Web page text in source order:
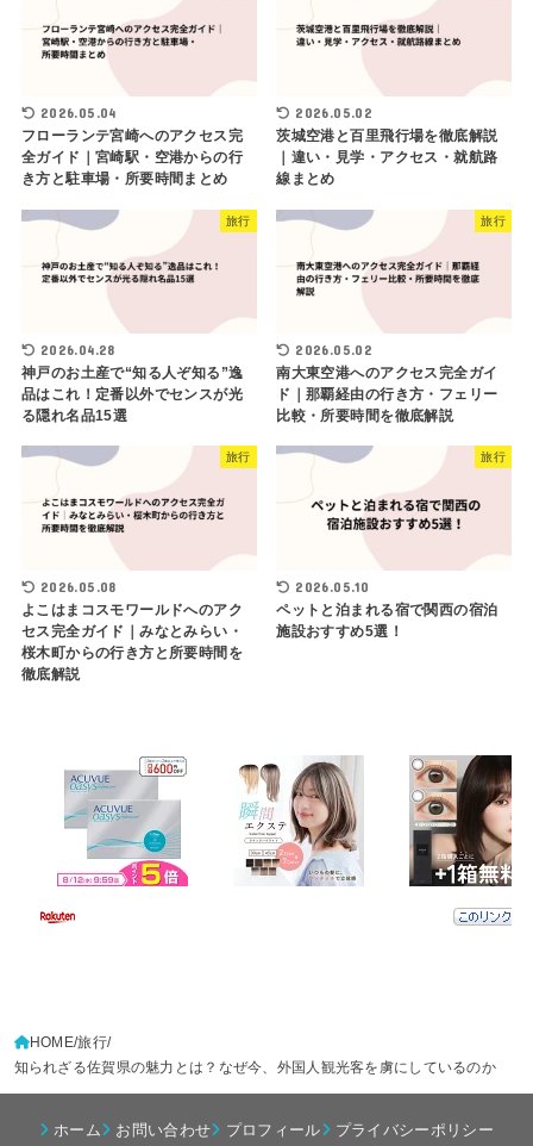
2026.05.04
フローランテ宮崎へのアクセス完
全ガイド｜宮崎駅・空港からの行
き方と駐車場・所要時間まとめ
2026.05.02
茨城空港と百里飛行場を徹底解説
｜違い・見学・アクセス・就航路
線まとめ
旅行
2026.04.28
神戸のお土産で“知る人ぞ知る”逸
品はこれ！定番以外でセンスが光
る隠れ名品15選
旅行
2026.05.02
南大東空港へのアクセス完全ガイ
ド｜那覇経由の行き方・フェリー
比較・所要時間を徹底解説
旅行
2026.05.08
よこはまコスモワールドへのアク
セス完全ガイド｜みなとみらい・
桜木町からの行き方と所要時間を
徹底解説
旅行
2026.05.10
ペットと泊まれる宿で関西の宿泊
施設おすすめ5選！
HOME 旅行
知られざる佐賀県の魅力とは？なぜ今、外国人観光客を虜にしているのか
ホーム お問い合わせ プロフィール プライバシーポリシー